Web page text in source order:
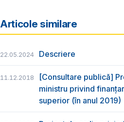
Articole similare
22.05.2024 Descriere
11.12.2018
[Consultare publică]
ministru privind
superior (în anul 2019)